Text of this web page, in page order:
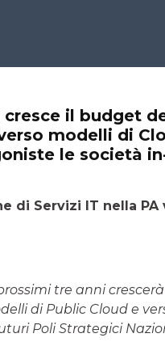
il budget
modelli di
le società
di Servizi IT nella
tre anni
di Public Cloud e
Poli Strategici